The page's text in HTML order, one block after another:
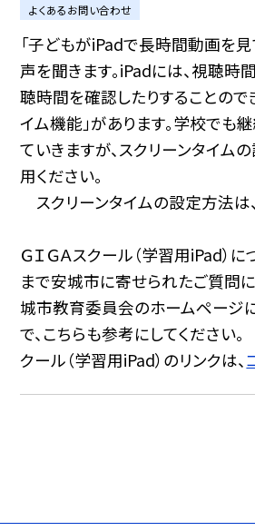
よくあるお問い合わせ
「子どもがiPadで長時間動画を見
声を聞きます。iPadには、視聴時
聴時間を確認したりすることので
イム機能」があります。学校でも
ていきますが、スクリーンタイム
用ください。
スクリーンタイムの設定方法は、
ＧＩＧＡスクール（学習用iPad）に
まで安城市に寄せられたご質問
城市教育委員会のホームページ
で、こちらも参考にしてください
クール（学習用iPad）のリンクは、